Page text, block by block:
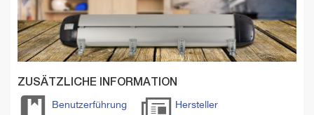
ZUSÄTZLICHE INFORMATION
Benutzerführung Hersteller